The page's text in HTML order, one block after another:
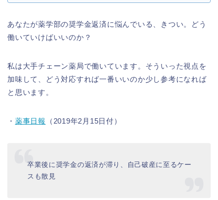
あなたが薬学部の奨学金返済に悩んでいる、きつい。どう
働いていけばいいのか？
私は大手チェーン薬局で働いています。そういった視点を
加味して、どう対応すれば一番いいのか少し参考になれば
と思います。
・ 薬事日報 （2019年2月15日付）
卒業後に奨学金の返済が滞り、自己破産に至るケー
スも散見